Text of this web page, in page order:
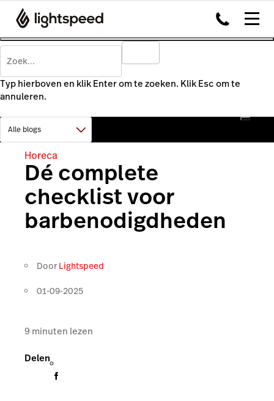
Typ hierboven en klik Enter om te zoeken. Klik Esc om te
annuleren.
Horeca
Dé complete
checklist voor
barbenodigdheden
Door Lightspeed
01-09-2025
9 minuten lezen
Delen